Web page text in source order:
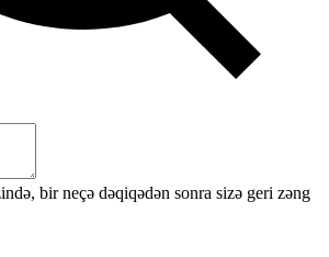
bir neçə dəqiqədən sonra sizə geri zəng